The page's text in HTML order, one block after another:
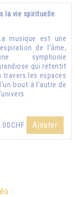
la vie spirituelle
musique est une
de l'âme,
symphonie
qui retentit
travers les espaces
bout à l'autre de
l'univers.
Ajouter
: